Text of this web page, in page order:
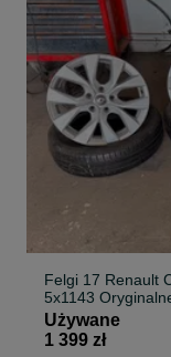
Felgi 17 Renault
5x1143
Używane
1 399 zł